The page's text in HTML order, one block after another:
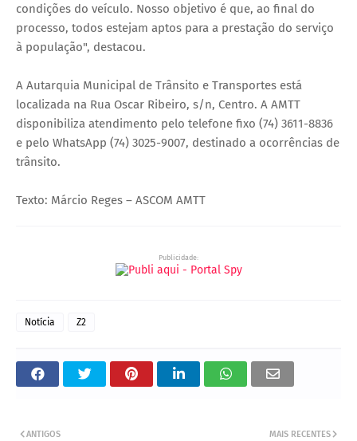
condições do veículo. Nosso objetivo é que, ao final do
processo, todos estejam aptos para a prestação do serviço
à população", destacou.
A Autarquia Municipal de Trânsito e Transportes está
localizada na Rua Oscar Ribeiro, s/n, Centro. A AMTT
disponibiliza atendimento pelo telefone fixo (74) 3611-8836
e pelo WhatsApp (74) 3025-9007, destinado a ocorrências de
trânsito.
Texto: Márcio Reges – ASCOM AMTT
Publicidade:
Notícia Z2
MAIS RECENTES
ANTIGOS